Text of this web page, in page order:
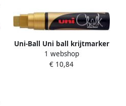
Uni-Ball Uni ball krijtmarker
goud beitelvormige punt 15
mm
1 webshop
€ 10,84